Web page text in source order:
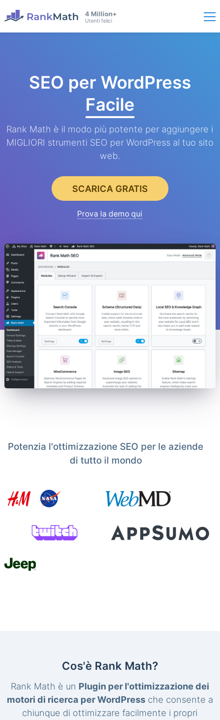
4 Million+
Utenti felici
SEO per WordPress
Facile
Rank Math è il modo più potente per aggiungere i
MIGLIORI strumenti SEO per WordPress al tuo sito
web.
SCARICA GRATIS
Prova la demo qui
Potenzia l'ottimizzazione SEO per le aziende
di tutto il mondo
Cos'è Rank Math?
Rank Math è un Plugin per l'ottimizzazione dei
motori di ricerca per WordPressche consente a
chiunque di ottimizzare facilmente i propri